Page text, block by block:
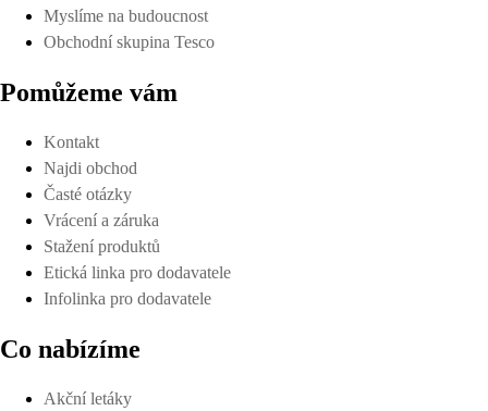
Myslíme na budoucnost
Obchodní skupina Tesco
Pomůžeme vám
Kontakt
Najdi obchod
Časté otázky
Vrácení a záruka
Stažení produktů
Etická linka pro dodavatele
Infolinka pro dodavatele
Co nabízíme
Akční letáky